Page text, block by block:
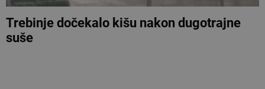
Trebinje dočekalo kišu nakon dugotrajne
suše